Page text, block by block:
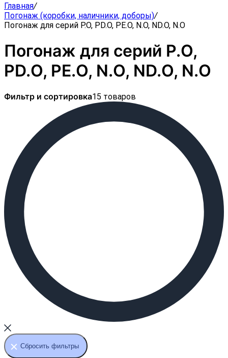
Главная/
Погонаж (коробки, наличники, доборы)/
Погонаж для серий P.O, PD.O, PE.O, N.O, ND.O, N.O
Погонаж для серий P.O,
PD.O, PE.O, N.O, ND.O, N.O
Фильтр и сортировка15 товаров
Сбросить фильтры